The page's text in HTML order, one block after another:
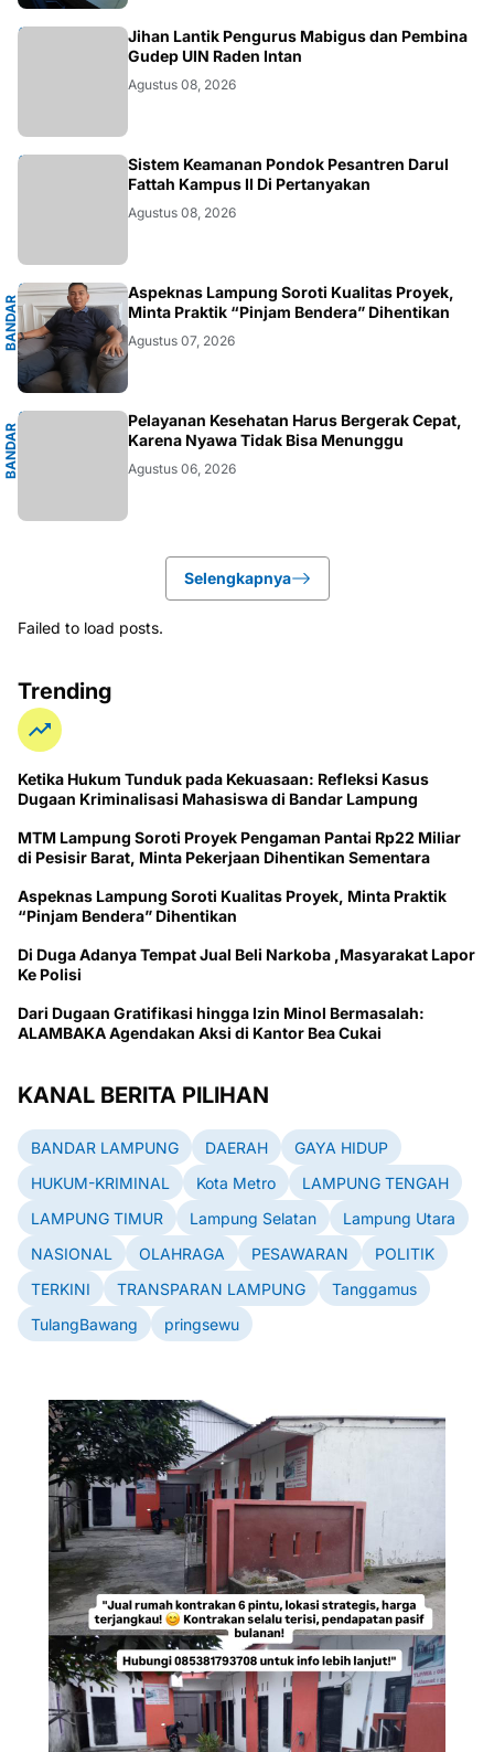
Jihan Lantik Pengurus Mabigus dan Pembina
Gudep UIN Raden Intan
Agustus 08, 2026
Sistem Keamanan Pondok Pesantren Darul
Fattah Kampus II Di Pertanyakan
Agustus 08, 2026
B
A
N
D
A
R
L
A
M
P
U
NG
Aspeknas Lampung Soroti Kualitas Proyek,
Minta Praktik “Pinjam Bendera” Dihentikan
Agustus 07, 2026
B
A
N
D
A
R
L
A
M
P
U
N
Pelayanan Kesehatan Harus Bergerak Cepat,
Karena Nyawa Tidak Bisa Menunggu
Agustus 06, 2026
Selengkapnya
Failed to load posts.
Trending
Ketika Hukum Tunduk pada Kekuasaan: Refleksi Kasus
Dugaan Kriminalisasi Mahasiswa di Bandar Lampung
MTM Lampung Soroti Proyek Pengaman Pantai Rp22 Miliar
di Pesisir Barat, Minta Pekerjaan Dihentikan Sementara
Aspeknas Lampung Soroti Kualitas Proyek, Minta Praktik
“Pinjam Bendera” Dihentikan
Di Duga Adanya Tempat Jual Beli Narkoba ,Masyarakat Lapor
Ke Polisi
Dari Dugaan Gratifikasi hingga Izin Minol Bermasalah:
ALAMBAKA Agendakan Aksi di Kantor Bea Cukai
KANAL BERITA PILIHAN
BANDAR LAMPUNG DAERAH
GAYA HIDUP
HUKUM-KRIMINAL
Kota Metro
LAMPUNG TENGAH
LAMPUNG TIMUR
Lampung Selatan
Lampung Utara
NASIONAL
OLAHRAGA PESAWARAN
POLITIK
TERKINI
TRANSPARAN LAMPUNG
Tanggamus
TulangBawang
pringsewu